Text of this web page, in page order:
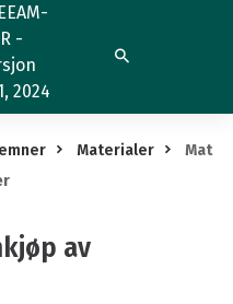
-
2024
Søk
Materialer
Mat
av